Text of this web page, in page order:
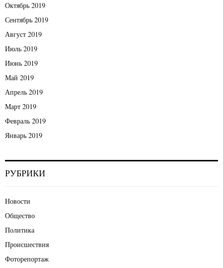
Октябрь 2019
Сентябрь 2019
Август 2019
Июль 2019
Июнь 2019
Май 2019
Апрель 2019
Март 2019
Февраль 2019
Январь 2019
РУБРИКИ
Новости
Общество
Политика
Происшествия
Фоторепортаж